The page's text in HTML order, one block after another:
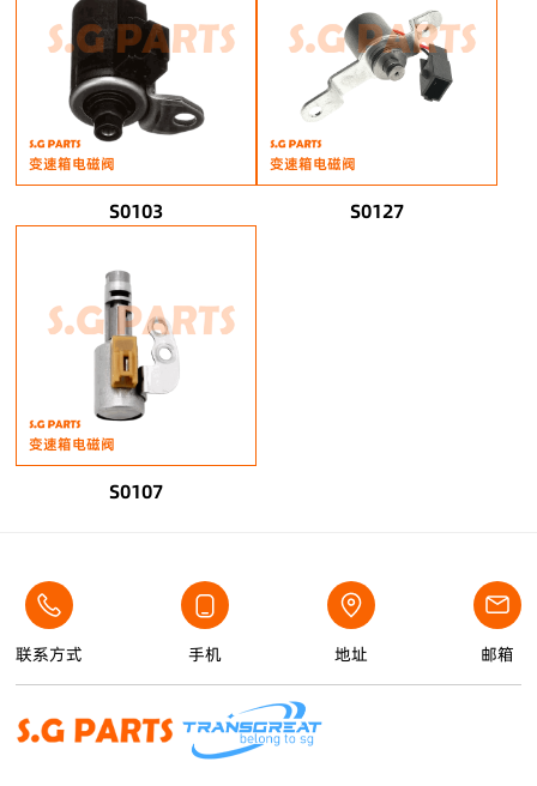
变速箱电磁阀
S0103
变速箱电磁阀
S0127
变速箱电磁阀
S0107
联系方式 手机 地址 邮箱